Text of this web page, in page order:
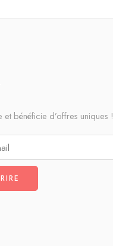
et bénéficie d’offres uniques !